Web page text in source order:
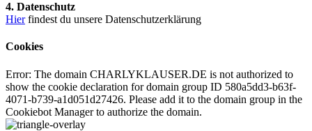
4. Datenschutz
Hierfindest du unsere Datenschutzerklärung
Cookies
Error: The domain CHARLYKLAUSER.DE is not authorized to
show the cookie declaration for domain group ID 580a5dd3-b63f-
4071-b739-a1d051d27426. Please add it to the domain group in the
Cookiebot Manager to authorize the domain.